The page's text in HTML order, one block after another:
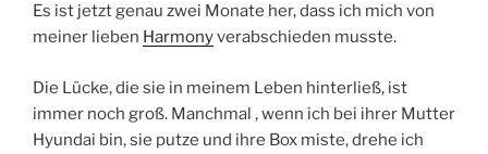
Es ist jetzt genau zwei Monate her, dass ich mich von
meiner lieben Harmonyverabschieden musste.
Die Lücke, die sie in meinem Leben hinterließ, ist
immer noch groß. Manchmal , wenn ich bei ihrer Mutter
Hyundai bin, sie putze und ihre Box miste, drehe ich